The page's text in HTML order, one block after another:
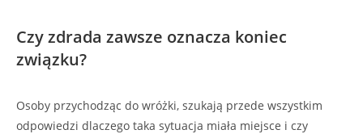
Czy zdrada zawsze oznacza koniec
związku?
Osoby przychodząc do wróżki, szukają przede wszystkim
odpowiedzi dlaczego taka sytuacja miała miejsce i czy